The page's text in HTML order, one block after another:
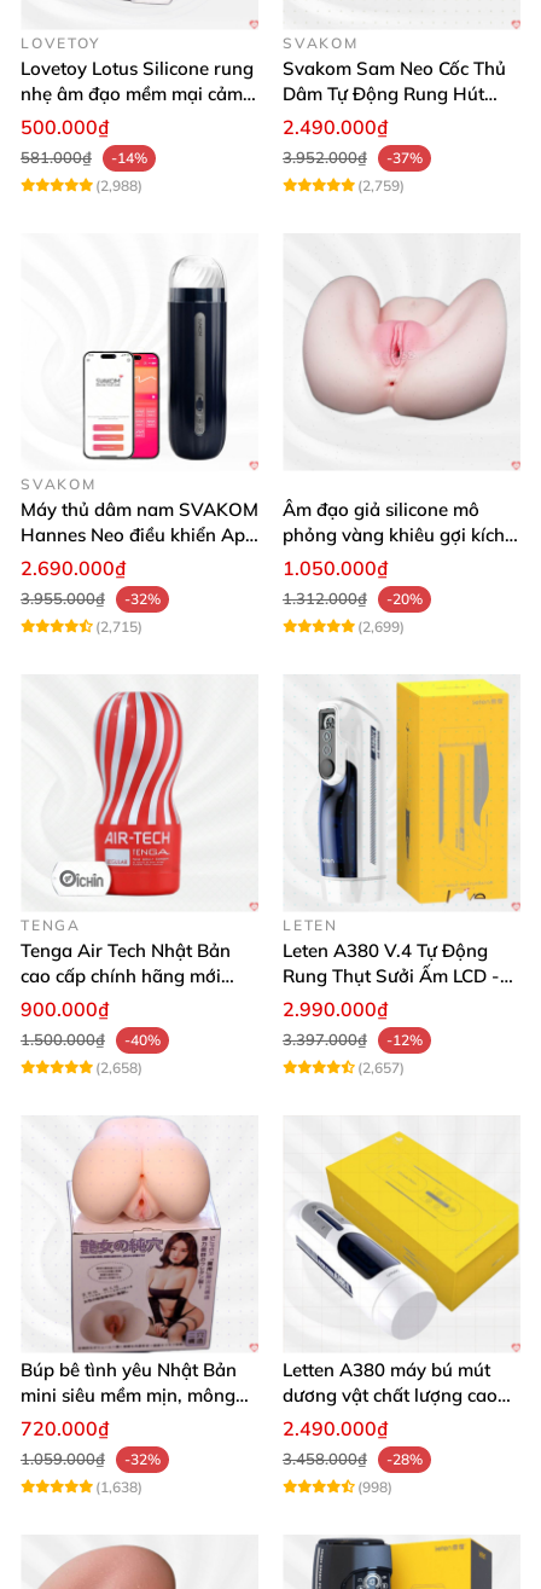
LOVETOY
Lovetoy Lotus Silicone rung
nhẹ âm đạo mềm mại cảm
giác thật
500.000₫
581.000₫
-14%
(2,988)
SVAKOM
Svakom Sam Neo Cốc Thủ
Dâm Tự Động Rung Hút
App Điều Khiển Xa
2.490.000₫
3.952.000₫
-37%
(2,759)
SVAKOM
Máy thủ dâm nam SVAKOM
Hannes Neo điều khiển App
tương tác
2.690.000₫
3.955.000₫
-32%
(2,715)
Âm đạo giả silicone mô
phỏng vàng khiêu gợi kích
thích mua
1.050.000₫
1.312.000₫
-20%
(2,699)
TENGA
Tenga Air Tech Nhật Bản
cao cấp chính hãng mới
seal giá tốt
900.000₫
1.500.000₫
-40%
(2,658)
LETEN
Leten A380 V.4 Tự Động
Rung Thụt Sưởi Ấm LCD -
Mua Ngay
2.990.000₫
3.397.000₫
-12%
(2,657)
Búp bê tình yêu Nhật Bản
mini siêu mềm mịn, mông
tròn quyến rũ
720.000₫
1.059.000₫
-32%
(1,638)
Letten A380 máy bú mút
dương vật chất lượng cao
giá tốt
2.490.000₫
3.458.000₫
-28%
(998)